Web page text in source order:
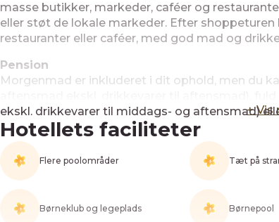
masse butikker, markeder, caféer og
eller støt de lokale markeder. Efter
restauranter eller caféer, med god mad og
Pension
Morgenmad er inkluderet i dit ophold, men du
ekskl. drikkevarer til middags- og aftensmad)+ Vis
Hotellets faciliteter
Flere poolområder Tæt på
Børneklub og legeplads Børnepool